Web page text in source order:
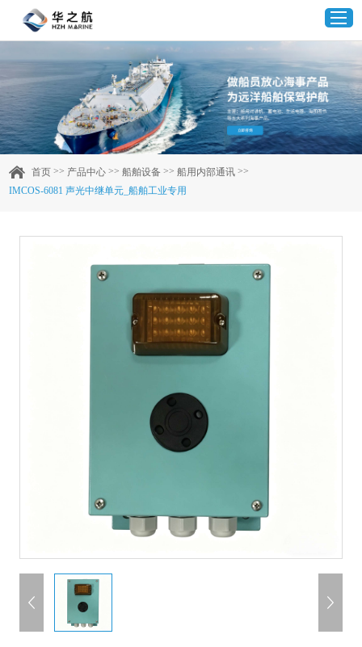
首页
产品中心
企业实力
客户案例
联系我们
首页 >> 产品中心 >>船舶设备 >>船用内部通讯 >>
IMCOS-6081 声光中继单元_船舶工业专用